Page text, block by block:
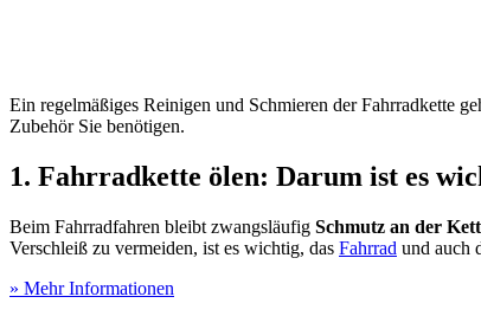
Ein regelmäßiges Reinigen und Schmieren der Fahrradkette
Zubehör Sie benötigen.
1. Fahrradkette ölen: Darum ist es
Beim Fahrradfahren bleibt zwangsläufig Schmutz an der
Verschleiß zu vermeiden, ist es wichtig, das Fahrrad und auch
» Mehr Informationen